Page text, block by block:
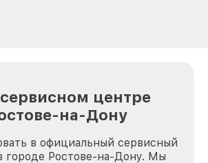
центре
на-Дону
в официальный сервисный
городе Ростове-на-Дону. Мы